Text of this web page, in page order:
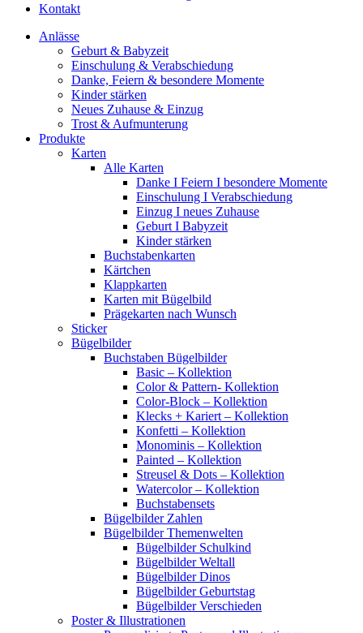
Kontakt
Anlässe
Geburt & Babyzeit
Einschulung & Verabschiedung
Danke, Feiern & besondere Momente
Kinder stärken
Neues Zuhause & Einzug
Trost & Aufmunterung
Produkte
Karten
Alle Karten
Danke I Feiern I besondere Momente
Einschulung I Verabschiedung
Einzug I neues Zuhause
Geburt I Babyzeit
Kinder stärken
Buchstabenkarten
Kärtchen
Klappkarten
Karten mit Bügelbild
Prägekarten nach Wunsch
Sticker
Bügelbilder
Buchstaben Bügelbilder
Basic – Kollektion
Color & Pattern- Kollektion
Color-Block – Kollektion
Klecks + Kariert – Kollektion
Konfetti – Kollektion
Monominis – Kollektion
Painted – Kollektion
Streusel & Dots – Kollektion
Watercolor – Kollektion
Buchstabensets
Bügelbilder Zahlen
Bügelbilder Themenwelten
Bügelbilder Schulkind
Bügelbilder Weltall
Bügelbilder Dinos
Bügelbilder Geburtstag
Bügelbilder Verschieden
Poster & Illustrationen